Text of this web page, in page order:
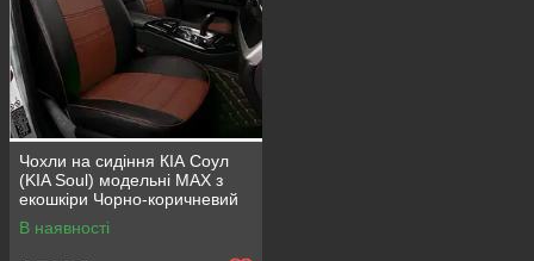
Чохли на сидіння КІА Соул
(KIA Soul) модельні MAX з
екошкіри Чорно-коричневий
В наявності